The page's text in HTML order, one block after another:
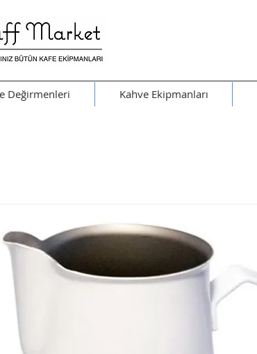
Değirmenleri Kahve Ekipmanları